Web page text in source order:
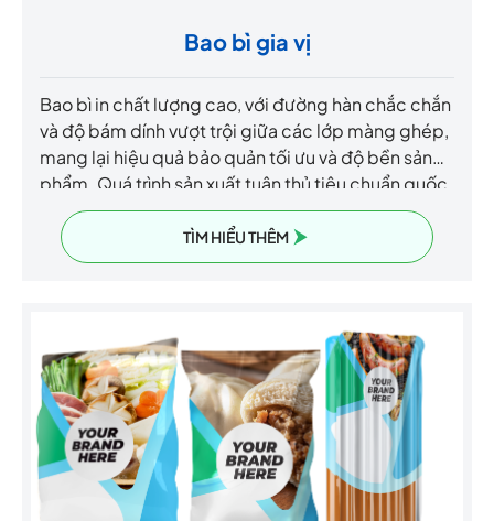
Bao bì gia vị
Bao bì in chất lượng cao, với đường hàn chắc chắn
và độ bám dính vượt trội giữa các lớp màng ghép,
mang lại hiệu quả bảo quản tối ưu và độ bền sản
phẩm. Quá trình sản xuất tuân thủ tiêu chuẩn quốc
tế, đảm bảo an toàn, chất lượng và thân thiện với
môi trường. Sử dụng công nghệ ghép màng
không dung môi, tăng cường tính vệ sinh, giảm
TÌM HIỂU THÊM